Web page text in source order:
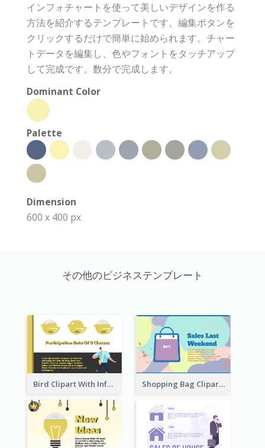
インフォチャートを使って美しいデザインを作る
方法を紹介するテンプレートです。編集ボタンを
クリックするだけで簡単に始められます。チャー
トデータを編集し、色やフォントをタッチアップ
して完成です。数分で完成します。
Dominant Color
Palette
Dimension
600 x 400 px
その他のビジネステンプレート
Bird Clipart With Information Shopping Bag Clipart Showing Percentage